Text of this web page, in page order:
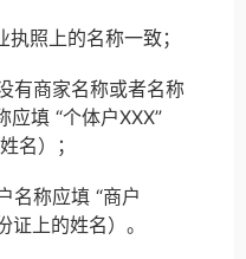
照上的名称一致；
有商家名称或者名称
应填 “个体户XXX”
名）；
名称应填 “商户
证上的姓名）。